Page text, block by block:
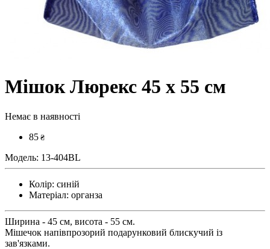
Мішок Люрекс 45 х 55 см
Немає в наявності
85 ₴
Модель: 13-404BL
Колір: синій
Матеріал: органза
Ширина - 45 см, висота - 55 см.
Мішечок напівпрозорий подарунковий блискучий із
зав'язками.